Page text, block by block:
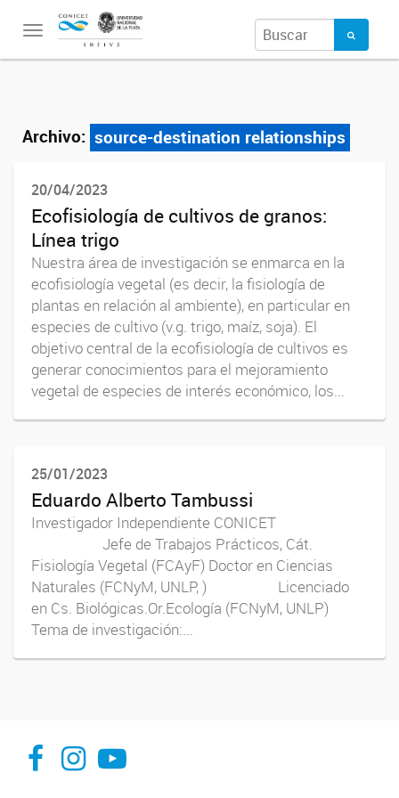
Toggle
navigation
Archivo: source-destination relationships
20/04/2023
Ecofisiología de cultivos de granos:
Línea trigo
Nuestra área de investigación se enmarca en la
ecofisiología vegetal (es decir, la fisiología de
plantas en relación al ambiente), en particular en
especies de cultivo (v.g. trigo, maíz, soja). El
objetivo central de la ecofisiología de cultivos es
generar conocimientos para el mejoramiento
vegetal de especies de interés económico, los...
25/01/2023
Eduardo Alberto Tambussi
Investigador Independiente CONICET
Jefe de Trabajos Prácticos, Cát.
Fisiología Vegetal (FCAyF) Doctor en Ciencias
Naturales (FCNyM, UNLP, ) Licenciado
en Cs. Biológicas.Or.Ecología (FCNyM, UNLP)
Tema de investigación:...
INFIVE La Plata Instituto de Fisiología Vegetal, La Plata